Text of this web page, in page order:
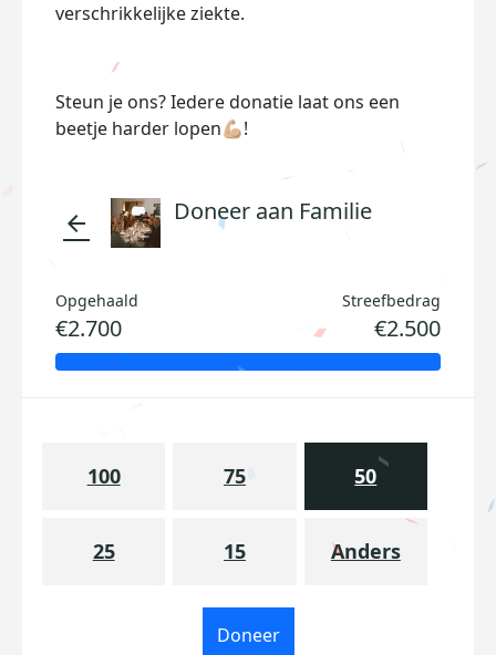
verschrikkelijke ziekte.
Steun je ons? Iedere donatie laat ons een
beetje harder lopen💪🏼!
arrow_back Doneer aan Familie
Opgehaald
€2.700
Streefbedrag
€2.500
100 75 50
25 15 Anders
Doneer